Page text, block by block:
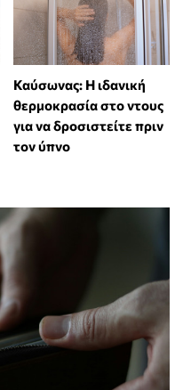
⁠Καύσωνας: Η ιδανική
θερμοκρασία στο ντους
για να δροσιστείτε πριν
τον ύπνο